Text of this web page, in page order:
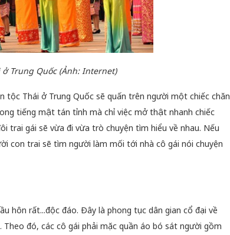
Trung Quốc (Ảnh: Internet)
Thái ở Trung Quốc sẽ quấn trên người một chiếc chăn
tiếng mật tán tỉnh mà chỉ việc mở thật nhanh chiếc
trai gái sẽ vừa đi vừa trò chuyện tìm hiểu về nhau. Nếu
con trai sẽ tìm người làm mối tới nhà cô gái nói chuyện
hôn rất...độc đáo. Đây là phong tục dân gian cổ đại về
đó, các cô gái phải mặc quần áo bó sát người gồm